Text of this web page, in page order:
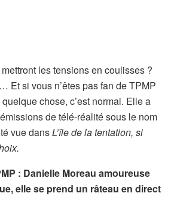
les tensions en coulisses ?
Et si vous n’êtes pas fan de TPMP
chose, c’est normal. Elle a
de télé-réalité sous le nom
vue dansL’île de la tentation, si
: Danielle Moreau amoureuse
elle se prend un râteau en direct